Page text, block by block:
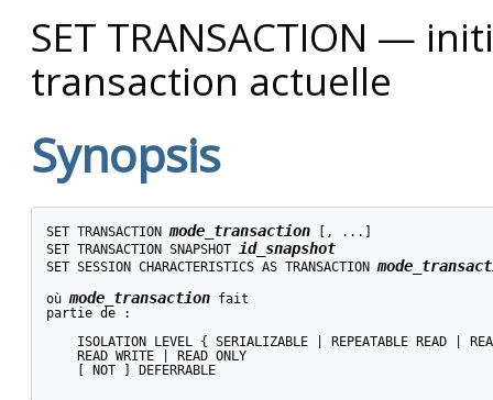
SET TRANSACTION —
transaction actuelle
Synopsis
SET TRANSACTION mode_transaction [, ...]
SET TRANSACTION SNAPSHOT
id_snapshot
SET SESSION CHARACTERISTICS AS TRANSACTION
où mode_transaction fait
partie de :
ISOLATION LEVEL { SERIALIZABLE | REPEATABLE READ |
    READ WRITE | READ ONLY
    [ NOT ] DEFERRABLE